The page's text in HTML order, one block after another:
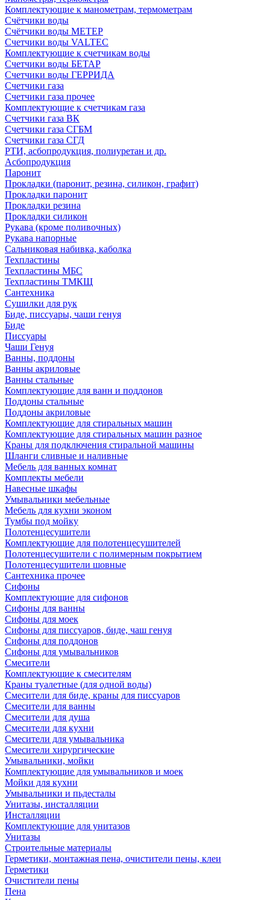
Комплектующие к манометрам, термометрам
Счётчики воды
Счётчики воды МЕТЕР
Счетчики воды VALTEC
Комплектующие к счетчикам воды
Счетчики воды БЕТАР
Счетчики воды ГЕРРИДА
Счетчики газа
Счетчики газа прочее
Комплектующие к счетчикам газа
Счетчики газа ВК
Счетчики газа СГБМ
Счетчики газа СГД
РТИ, асбопродукция, полиуретан и др.
Асбопродукция
Паронит
Прокладки (паронит, резина, силикон, графит)
Прокладки паронит
Прокладки резина
Прокладки силикон
Рукава (кроме поливочных)
Рукава напорные
Сальниковая набивка, каболка
Техпластины
Техпластины МБС
Техпластины ТМКЩ
Сантехника
Сушилки для рук
Биде, писсуары, чаши генуя
Биде
Писсуары
Чаши Генуя
Ванны, поддоны
Ванны акриловые
Ванны стальные
Комплектующие для ванн и поддонов
Поддоны стальные
Поддоны акриловые
Комплектующие для стиральных машин
Комплектующие для стиральных машин разное
Краны для подключения стиральной машины
Шланги сливные и наливные
Мебель для ванных комнат
Комплекты мебели
Навесные шкафы
Умывальники мебельные
Мебель для кухни эконом
Тумбы под мойку
Полотенцесушители
Комплектующие для полотенцесушителей
Полотенцесушители с полимерным покрытием
Полотенцесушители шовные
Сантехника прочее
Сифоны
Комплектующие для сифонов
Сифоны для ванны
Сифоны для моек
Сифоны для писсуаров, биде, чаш генуя
Сифоны для поддонов
Сифоны для умывальников
Смесители
Комплектующие к смесителям
Краны туалетные (для одной воды)
Смесители для биде, краны для писсуаров
Смесители для ванны
Смесители для душа
Смесители для кухни
Смесители для умывальника
Смесители хирургические
Умывальники, мойки
Комплектующие для умывальников и моек
Мойки для кухни
Умывальники и пьдесталы
Унитазы, инсталляции
Инсталляции
Комплектующие для унитазов
Унитазы
Строительные материалы
Герметики, монтажная пена, очистители пены, клеи
Герметики
Очистители пены
Пена